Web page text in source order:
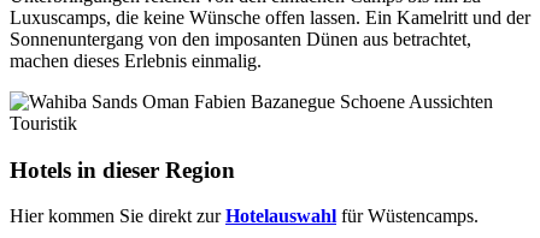
Luxuscamps, die keine Wünsche offen lassen. Ein Kamelritt und der
Sonnenuntergang von den imposanten Dünen aus betrachtet,
machen dieses Erlebnis einmalig.
Hotels in dieser Region
Hier kommen Sie direkt zurHotelauswahl für Wüstencamps.